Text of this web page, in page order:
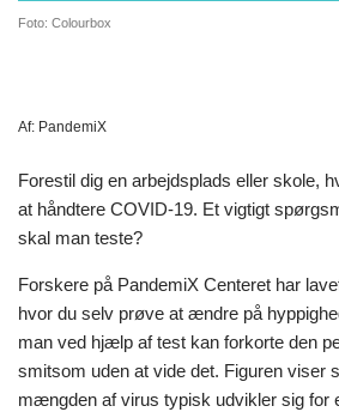
Foto: Colourbox
Af: PandemiX
Forestil dig en arbejdsplads eller skole,
at håndtere COVID-19. Et vigtigt
skal man teste?
Forskere på PandemiX Centeret har
hvor du selv prøve at ændre på
man ved hjælp af test kan forkorte den
smitsom uden at vide det. Figuren viser
mængden af virus typisk udvikler sig for